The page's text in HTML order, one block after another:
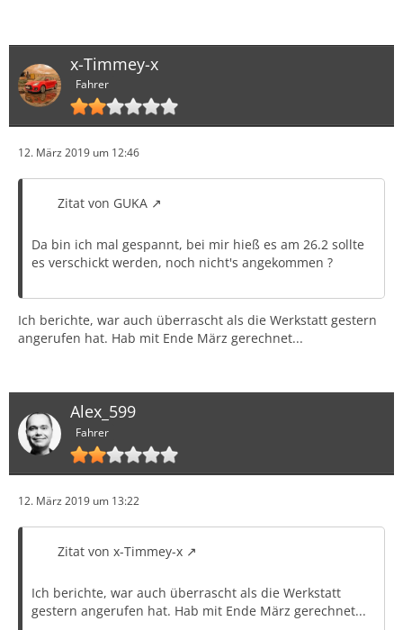
x-Timmey-x
Fahrer
12. März 2019 um 12:46
Zitat von GUKA
Da bin ich mal gespannt, bei mir hieß es am 26.2 sollte
es verschickt werden, noch nicht's angekommen ?
Ich berichte, war auch überrascht als die Werkstatt gestern
angerufen hat. Hab mit Ende März gerechnet...
Alex_599
Fahrer
12. März 2019 um 13:22
Zitat von x-Timmey-x
Ich berichte, war auch überrascht als die Werkstatt
gestern angerufen hat. Hab mit Ende März gerechnet...